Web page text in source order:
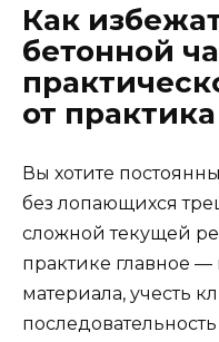
Как
бетонной
от практика
Вы хотите
без лопающихся
сложной текущей
практике главное
материала, учесть
последовательность